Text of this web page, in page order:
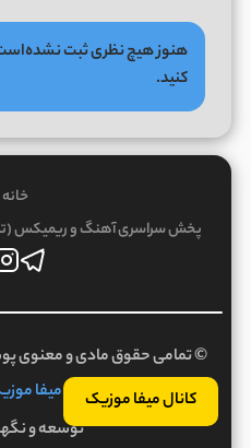
کانال میفا موزیک
هنوز هیچ نظری ثبت
کنید.
خانه
پخش سراسری آهنگ و ریمیکس
© تمامی حقوق مادی و معنوی
بهمیفا
توسعه و